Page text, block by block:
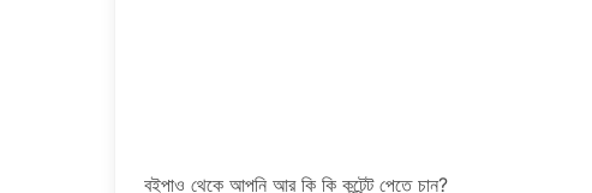
বইপাও থেকে আপনি আর কি কি কন্টেন্ট পেতে চান?